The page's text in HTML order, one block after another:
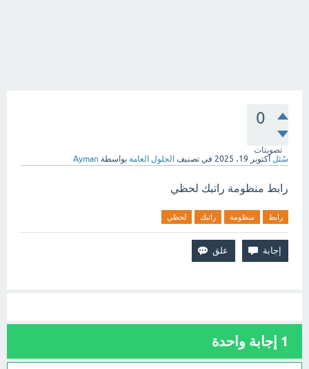
0
تصويتات
سُئل أكتوبر 19، 2025 في تصنيف الحلول العامة بواسطة Ayman
رابط منظومة راتبك لحظي
رابط منظومة راتبك لحظي
1 إجابة واحدة